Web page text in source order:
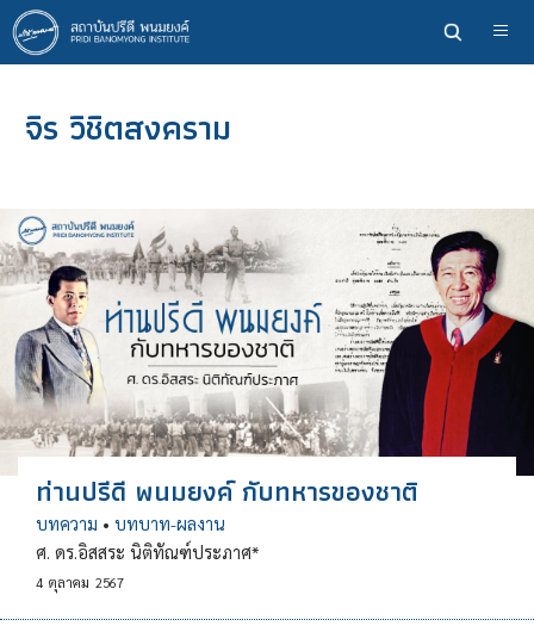
ข้าม
ไป
ยัง
หลักจิร วิชิตสงคราม
ท่านปรีดี พนมยงค์ กับทหารของชาติ
บทความ • บทบาท-ผลงาน
ศ. ดร.อิสสระ นิติทัณฑ์ประภาศ*
4 ตุลาคม 2567